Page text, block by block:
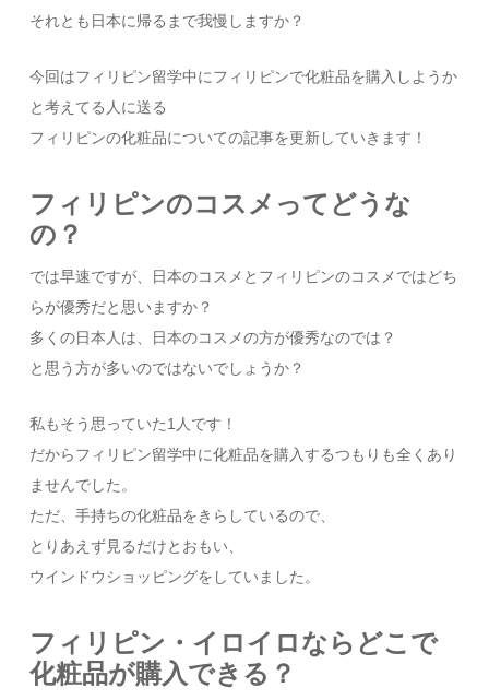
それとも日本に帰るまで我慢しますか？
今回はフィリピン留学中にフィリピンで化粧品を購入しようか
と考えてる人に送る
フィリピンの化粧品についての記事を更新していきます！
フィリピンのコスメってどうな
の？
では早速ですが、日本のコスメとフィリピンのコスメではどち
らが優秀だと思いますか？
多くの日本人は、日本のコスメの方が優秀なのでは？
と思う方が多いのではないでしょうか？
私もそう思っていた1人です！
だからフィリピン留学中に化粧品を購入するつもりも全くあり
ませんでした。
ただ、手持ちの化粧品をきらしているので、
とりあえず見るだけとおもい、
ウインドウショッピングをしていました。
フィリピン・イロイロならどこで
化粧品が購入できる？